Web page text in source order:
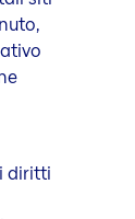
diritti